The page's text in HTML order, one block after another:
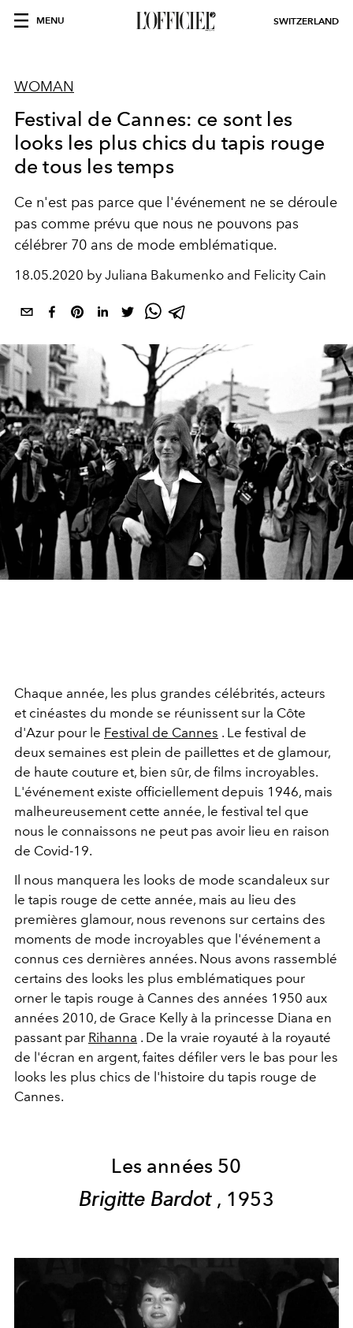
MENU SWITZERLAND
WOMAN
Festival de Cannes: ce sont les
looks les plus chics du tapis rouge
de tous les temps
Ce n'est pas parce que l'événement ne se déroule
pas comme prévu que nous ne pouvons pas
célébrer 70 ans de mode emblématique.
18.05.2020 by Juliana Bakumenko and Felicity Cain
Chaque année, les plus grandes célébrités, acteurs
et cinéastes du monde se réunissent sur la Côte
d'Azur pour le Festival de Cannes . Le festival de
deux semaines est plein de paillettes et de glamour,
de haute couture et, bien sûr, de films incroyables.
L'événement existe officiellement depuis 1946, mais
malheureusement cette année, le festival tel que
nous le connaissons ne peut pas avoir lieu en raison
de Covid-19.
Il nous manquera les looks de mode scandaleux sur
le tapis rouge de cette année, mais au lieu des
premières glamour, nous revenons sur certains des
moments de mode incroyables que l'événement a
connus ces dernières années. Nous avons rassemblé
certains des looks les plus emblématiques pour
orner le tapis rouge à Cannes des années 1950 aux
années 2010, de Grace Kelly à la princesse Diana en
passant par Rihanna . De la vraie royauté à la royauté
de l'écran en argent, faites défiler vers le bas pour les
looks les plus chics de l'histoire du tapis rouge de
Cannes.
Les années 50
Brigitte Bardot, 1953